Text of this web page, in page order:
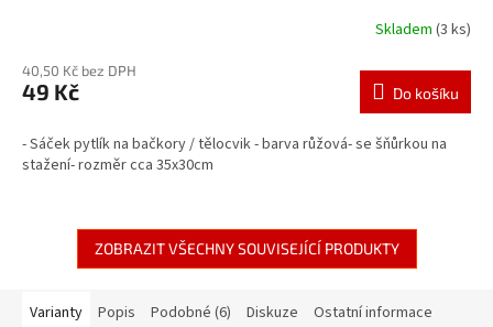
Skladem (3 ks)
40,50 Kč bez DPH
49 Kč Do košíku
- Sáček pytlík na bačkory / tělocvik - barva růžová- se šňůrkou na
stažení- rozměr cca 35x30cm
ZOBRAZIT VŠECHNY SOUVISEJÍCÍ PRODUKTY
Varianty Popis Podobné (6) Diskuze Ostatní informace